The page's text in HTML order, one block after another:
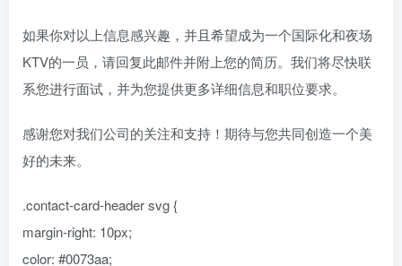
如果你对以上信息感兴趣，并且希望成为一个国际化和夜场
KTV的一员，请回复此邮件并附上您的简历。我们将尽快联
系您进行面试，并为您提供更多详细信息和职位要求。
感谢您对我们公司的关注和支持！期待与您共同创造一个美
好的未来。
.contact-card-header svg {
margin-right: 10px;
color: #0073aa;